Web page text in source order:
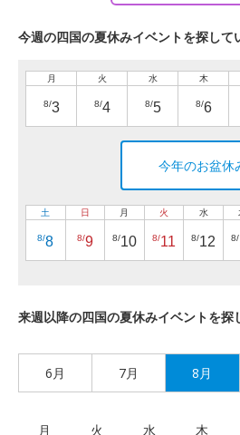
今週の四国の夏休みイベントを探して
月
8/3
火
8/4
水
8/5
木
8/6
今年のお盆休
土
8/8
日
8/9
月
8/10
火
8/11
水
8/12 8/
来週以降の四国の夏休みイベントを探
6月 7月 8月
月 火 水 木